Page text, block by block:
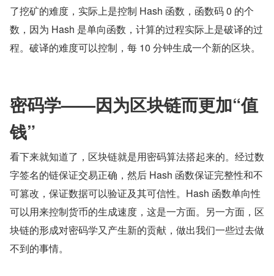
了挖矿的难度，实际上是控制 Hash 函数，函数码 0 的个
数，因为 Hash 是单向函数，计算的过程实际上是破译的过
程。破译的难度可以控制，每 10 分钟生成一个新的区块。
密码学——因为区块链而更加“值
钱”
看下来就知道了，区块链就是用密码算法搭起来的。经过数
字签名的链保证交易正确，然后 Hash 函数保证完整性和不
可篡改，保证数据可以验证及其可信性。Hash 函数单向性
可以用来控制货币的生成速度，这是一方面。另一方面，区
块链的形成对密码学又产生新的贡献，做出我们一些过去做
不到的事情。